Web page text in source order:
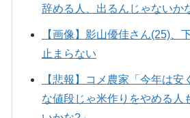
辞める人、出るんじゃないか
【画像】影山優佳さん(25)、
止まらない
【悲報】コメ農家「今年は安
な値段じゃ米作りをやめる人